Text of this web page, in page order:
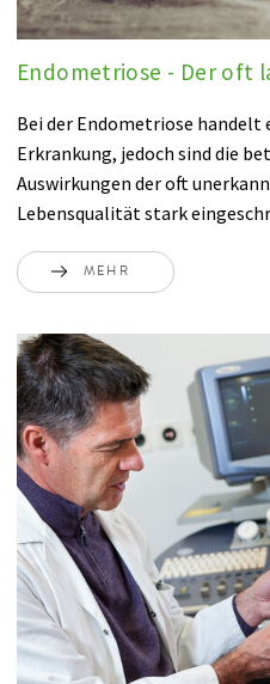
Endometriose - Der oft
Bei der Endometriose handelt
Erkrankung, jedoch sind die
Auswirkungen der oft
Lebensqualität stark
MEHR